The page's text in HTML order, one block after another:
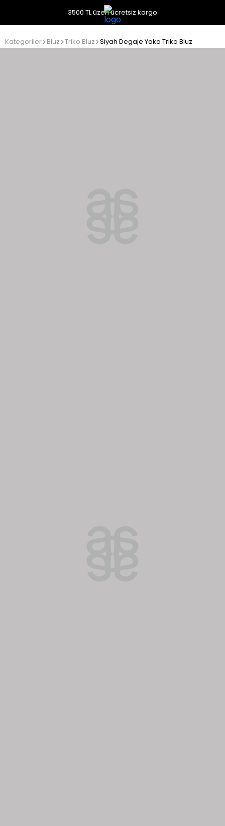
3500 TL üzeri ücretsiz kargo
Kategoriler Bluz Triko Bluz Siyah Degaje Yaka Triko Bluz